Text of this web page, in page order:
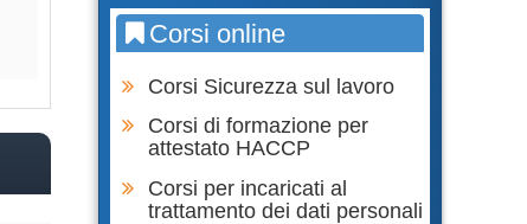
Acquista
Corsi online
Corsi Sicurezza sul lavoro
Corsi di formazione per
attestato HACCP
Corsi per incaricati al
trattamento dei dati personali